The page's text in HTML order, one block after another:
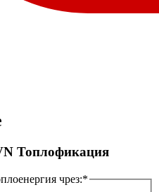
Топлофикация
чрез:*